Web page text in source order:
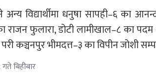
विद्यार्थीमा धनुषा सापही–६ का
राजन फुलारा, डोटी लामीखाल–८ का पदम
कञ्चनपुर भीमदत्त–३ का विपीन जोशी
बिहीबार